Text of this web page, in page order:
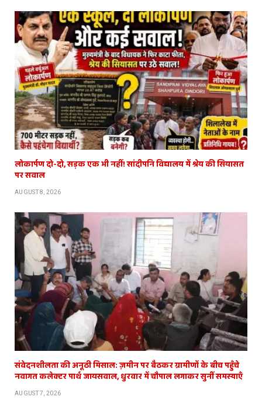
लोकार्पण दो-दो, सड़क एक भी नहीं! सांदीपनि विद्यालय में श्रेय की सियासत
पर सवाल
AUGUST 8, 2026
संवेदनशीलता की अनूठी मिसाल: ज़मीन पर बैठकर ग्रामीणों के बीच पहुँचे
नवागत कलेक्टर पार्थ जायसवाल, धुरवार में चौपाल लगाकर सुनीं समस्याएँ
AUGUST 7, 2026